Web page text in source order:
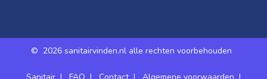
© 2026 sanitairvinden.nl alle rechten voorbehouden